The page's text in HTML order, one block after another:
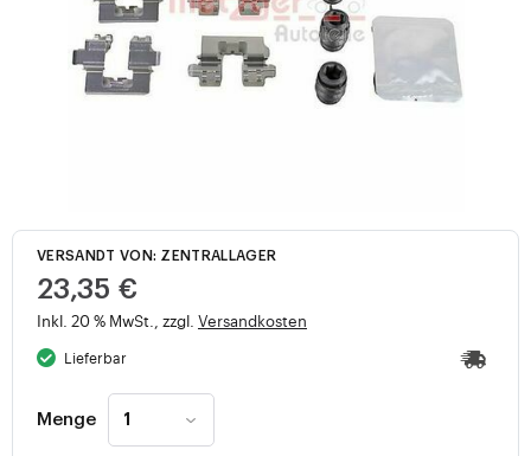
VERSANDT VON: ZENTRALLAGER
23,35 €
Inkl. 20 % MwSt., zzgl. Versandkosten
Lieferbar
Menge